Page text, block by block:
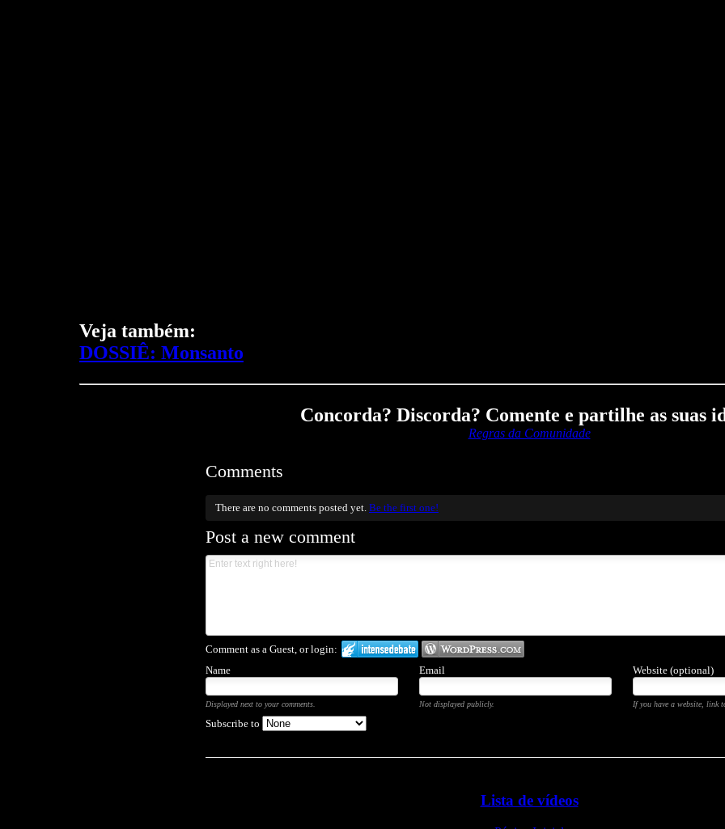
Veja também:
DOSSIÊ: Monsanto
Concorda? Discorda? Comente e partilhe as suas
Regras da Comunidade
Comments
There are no comments posted yet. Be the first one!
Post a new comment
Comment as a Guest, or login:
Name
Email Website (optional)
Displayed next to your comments. Not displayed publicly. If you have a website, link
Subscribe to
Lista de vídeos